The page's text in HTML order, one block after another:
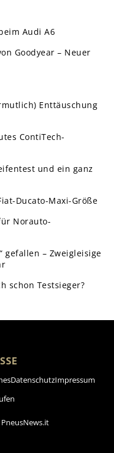
Audi A6
Goodyear – Neuer
Enttäuschung
ContiTech-
und ein ganz
Ducato-Maxi-Größe
Norauto-
gefallen – Zweigleisige
schon Testsieger?
DatenschutzImpressum
PneusNews.it